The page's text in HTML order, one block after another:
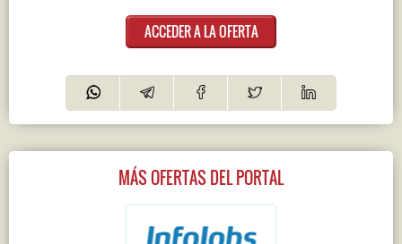
ACCEDER A LA OFERTA
MÁS OFERTAS DEL PORTAL